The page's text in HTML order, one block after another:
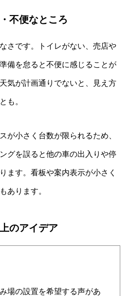
不便なところ
さです。トイレがない、売店や
備を怠ると不便に感じることが
気が計画通りでないと、見え方
も。
が小さく台数が限られるため、
グを誤ると他の車の出入りや停
ます。看板や案内表示が小さく
あります。
のアイデア
場の設置を希望する声があ